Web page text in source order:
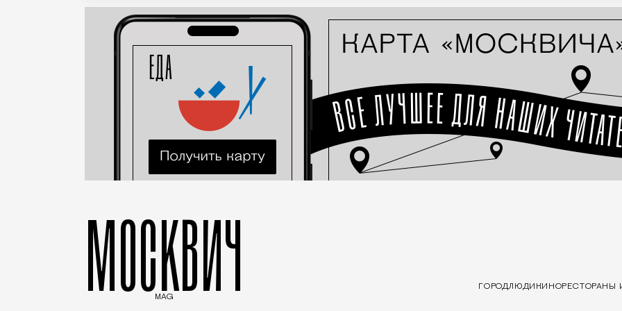
МОСКВИЧ
MAG
ГОРОДЛЮДИ КИНОРЕСТОРАНЫ